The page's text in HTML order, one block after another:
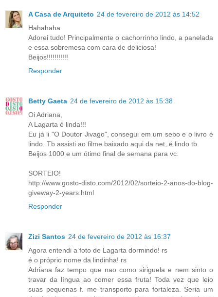
A Casa de Arquiteto 24 de fevereiro de 2012 às 14:52
Hahahaha
Adorei tudo! Principalmente o cachorrinho lindo, a panelada
e essa sobremesa com cara de deliciosa!
Beijos!!!!!!!!!!!
Responder
Betty Gaeta 24 de fevereiro de 2012 às 15:38
Oi Adriana,
A Lagarta é linda!!!
Eu já li "O Doutor Jivago", consegui em um sebo e o livro é
lindo. Tb assisti ao filme baixado aqui da net, é lindo tb.
Beijos 1000 e um ótimo final de semana para vc.
SORTEIO!
http://www.gosto-disto.com/2012/02/sorteio-2-anos-do-blog-
giveway-2-years.html
Responder
Zizi Santos 24 de fevereiro de 2012 às 16:37
Agora entendi a foto de Lagarta dormindo! rs
é o próprio nome da lindinha! rs
Adriana faz tempo que nao como siriguela e nem sinto o
travar da língua ao comer essa fruta! Toda vez que leio
suas pequenas f. me transporto para fortaleza. Seria um